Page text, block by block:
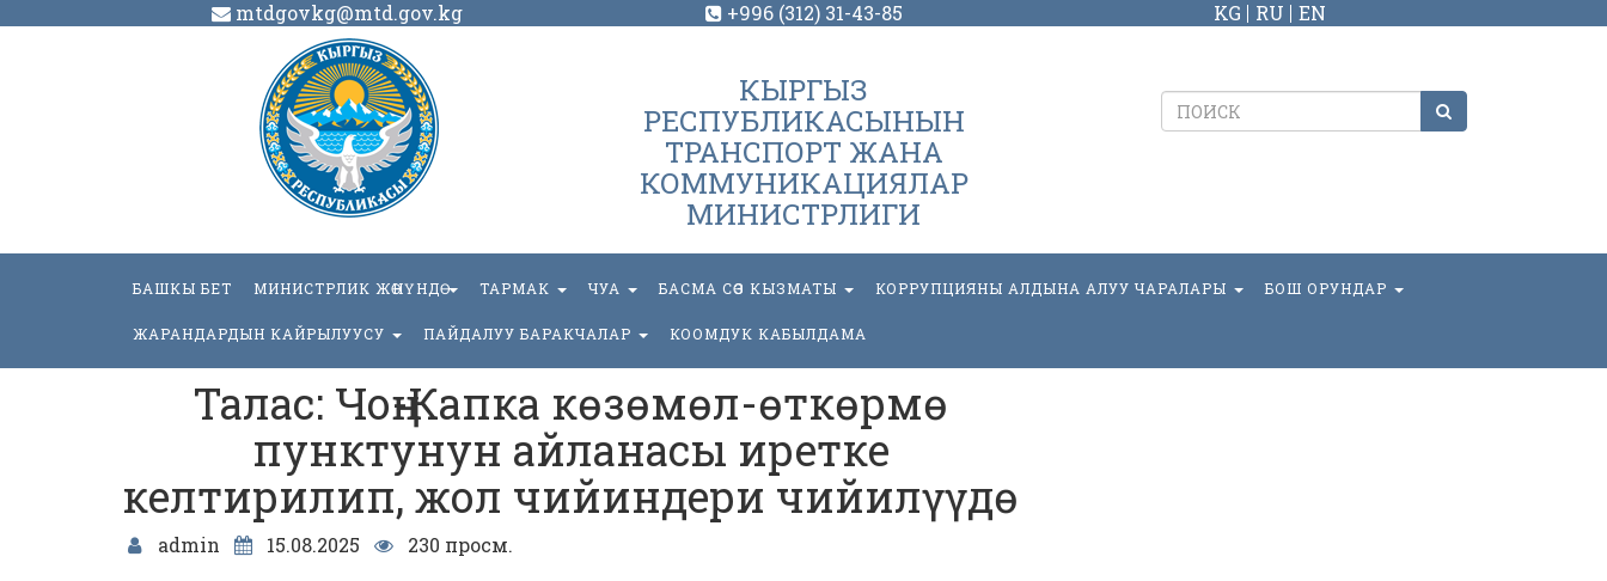
mtdgovkg@mtd.gov.kg +996 (312) 31-43-85 KG RU EN
КЫРГЫЗ
РЕСПУБЛИКАСЫНЫН
ТРАНСПОРТ ЖАНА
КОММУНИКАЦИЯЛАР
МИНИСТРЛИГИ
БАШКЫ БЕТ МИНИСТРЛИК ЖӨНҮНДӨ ТАРМАК ЧУА БАСМА СӨЗ КЫЗМАТЫ КОРРУПЦИЯНЫ АЛДЫНА АЛУУ ЧАРАЛАРЫ БОШ ОРУНДАР
ЖАРАНДАРДЫН КАЙРЫЛУУСУ ПАЙДАЛУУ БАРАКЧАЛАР КООМДУК КАБЫЛДАМА
Талас: Чоң-Капка көзөмөл-өткөрмө
пунктунун айланасы иретке
келтирилип, жол чийиндери чийилүүдө
admin 15.08.2025
230 просм.